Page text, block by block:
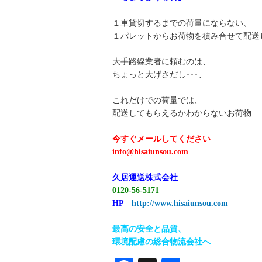
１車貸切するまでの荷量にならない、
１パレットからお荷物を積み合せて配送
大手路線業者に頼むのは、
ちょっと大げさだし･･･、
これだけでの荷量では、
配送してもらえるかわからないお荷物
今すぐメールしてください
info@hisaiunsou.com
久居運送株式会社
0120-56-5171
HP http://www.hisaiunsou.com
最高の安全と品質、
環境配慮の総合物流会社へ